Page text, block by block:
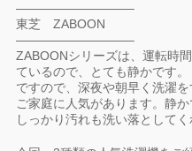
—————————–
東芝 ZABOON
—————————–
ZABOONシリーズは、運転時
ているので、とても静かです。
ですので、深夜や朝早く洗濯
ご家庭に人気があります。静
しっかり汚れも洗い落としてく